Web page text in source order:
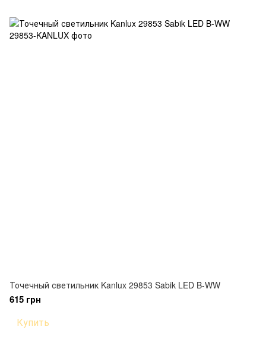
Точечный светильник Kanlux 29853 Sabik LED B-WW
615 грн
Купить